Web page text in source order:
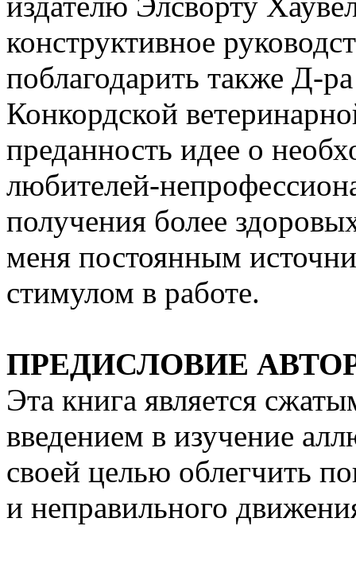
конструктивное
поблагодарить также Д-
Конкордской
преданность идее о
любителей-
получения более
меня постоянным
стимулом в работе.
ПРЕДИСЛОВИЕ
Эта книга является
введением в изучение
своей целью облегчить
и неправильного